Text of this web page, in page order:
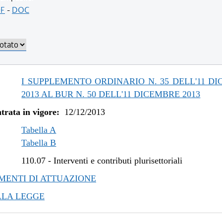
al 31/12/2017
al 14/04/2017
al 14/12/2016
al 31/12/2015
al 10/08/2015
2015 al 20/05/2015
al 06/01/2015
al 19/11/2014
al 05/11/2014
al 21/05/2014
al 27/03/2014
- DOC
I SUPPLEMENTO ORDINARIO N. 35 DELL'11
2013 AL BUR N. 50 DELL'11 DICEMBRE 2013
in vigore: 12/12/2013
Tabella A
Tabella B
110.07 -Interventi e contributi plurisettoriali
DI ATTUAZIONE
LEGGE